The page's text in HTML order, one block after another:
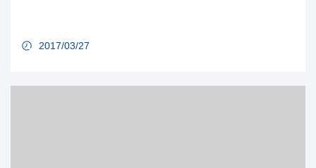
2017/03/27